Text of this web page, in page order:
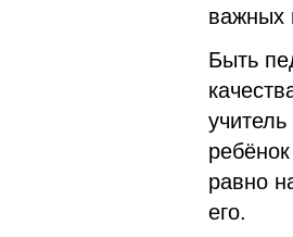
важных
Быть
равно
его.